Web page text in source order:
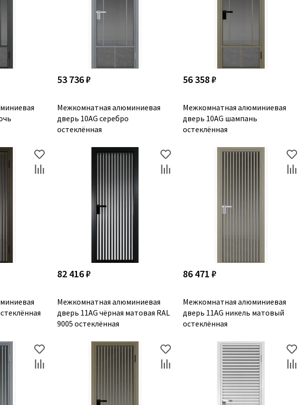
53 736 ₽
Межкомнатная алюминиевая
дверь 10AG серебро
остеклённая
56 358 ₽
Межкомнатная алюминиевая
дверь 10AG шампань
остеклённая
82 416 ₽
Межкомнатная алюминиевая
дверь 11AG чёрная матовая RAL
9005 остеклённая
86 471 ₽
Межкомнатная алюминиевая
дверь 11AG никель матовый
остеклённая